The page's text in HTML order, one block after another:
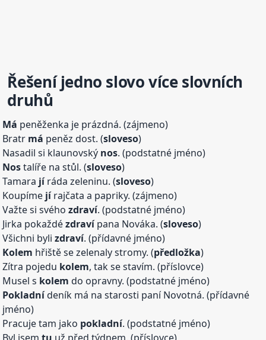
Řešení jedno slovo více slovních
druhů
Má peněženka je prázdná. (zájmeno)
Bratr má peněz dost. (sloveso)
Nasadil si klaunovský nos. (podstatné jméno)
Nostalíře na stůl. (sloveso)
Tamara jíráda zeleninu. (sloveso)
Koupíme jírajčata a papriky. (zájmeno)
Važte si svéhozdraví. (podstatné jméno)
Jirka pokaždézdravípana Nováka. (sloveso)
Všichni bylizdraví. (přídavné jméno)
Kolem hřiště se zelenaly stromy. (předložka)
Zítra pojedu kolem, tak se stavím. (příslovce)
Musel s kolemdo opravny. (podstatné jméno)
Pokladnídeník má na starosti paní Novotná. (přídavné
jméno)
Pracuje tam jako pokladní. (podstatné jméno)